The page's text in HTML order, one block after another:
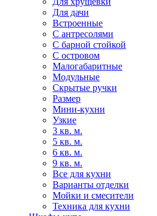
Для дачи
Встроенные
С антресолями
С барной стойкой
С островом
Малогабаритные
Модульные
Скрытые ручки
Размер
Мини-кухни
Узкие
3 кв. м.
5 кв. м.
6 кв. м.
9 кв. м.
Все для кухни
Варианты отделки
Мойки и смесители
Техника для кухни